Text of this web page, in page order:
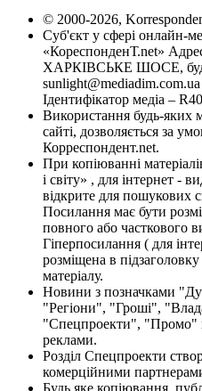
© 2000-2026,
Суб'єкт у сфері онлайн-
«КореспонденТ.net»
ХАРКІВСЬКЕ ШОСЕ,
sunlight@mediadim.com.ua
Ідентифікатор медіа –
Використання будь-яких
сайті, дозволяється за
Корреспондент.net.
При копіюванні
і світу» , для інтернет -
відкрите для пошукових
Посилання має бути
повного або часткового
Гіперпосилання ( для
розміщена в
матеріалу.
Новини з позначками
"Регіони", "Гроші",
"Спецпроекти", "Промо"
реклами.
Розділ Спецпроекти
комерційними
Будь яке копіювання,